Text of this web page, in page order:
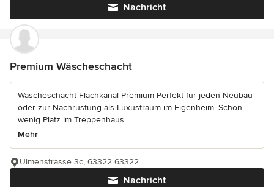
Nachricht
Premium Wäscheschacht
Wäscheschacht Flachkanal Premium Perfekt für jeden Neubau
oder zur Nachrüstung als Luxustraum im Eigenheim. Schon
wenig Platz im Treppenhaus...
Mehr
Nachricht
Ulmenstrasse 3c, 63322 63322